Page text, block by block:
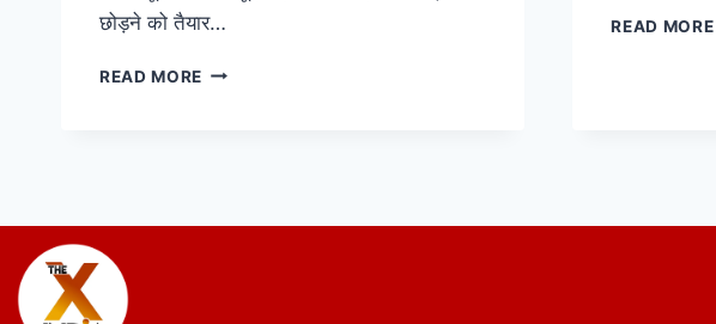
छोड़ने को तैयार…
READ MORE
READ MORE